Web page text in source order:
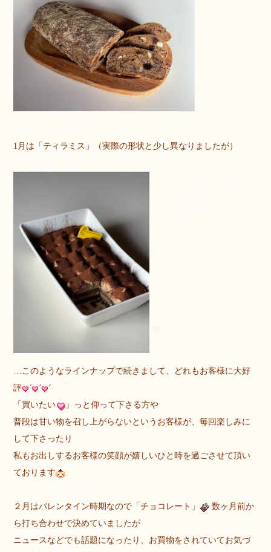
1月は「ティラミス」（実際の形状と少し異なりましたが）
…このようなラインナップで続きまして、どれもお客様に大好
評
「買いたい
」っと仰って下さる方や
普段は甘い物を召し上がらないというお客様が、毎回楽しみに
して下さったり
私もお出しするお客様の笑顔が嬉しいひと時を過ごさせて頂い
ております
２月はバレンタイン時期なので「チョコレート」
数ヶ月前か
ら打ち合わせで決めていましたが
ニュースなどでも話題になったり、お買物をされていてお気づ